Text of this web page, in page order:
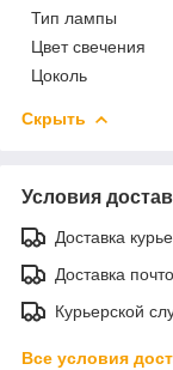
Тип лампы
Цвет свечения
Цоколь
Скрыть
Условия
Доставка
Доставка
Курьерской
Все условия